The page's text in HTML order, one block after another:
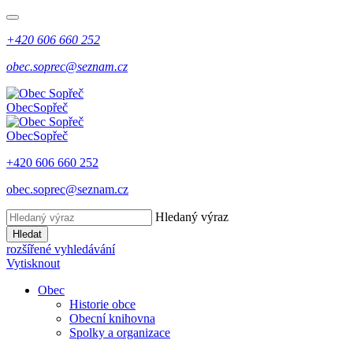
+420 606 660 252
obec.soprec@seznam.cz
ObecSopřeč
ObecSopřeč
+420 606 660 252
obec.soprec@seznam.cz
Hledaný výraz
Hledat
rozšířené vyhledávání
Vytisknout
Obec
Historie obce
Obecní knihovna
Spolky a organizace